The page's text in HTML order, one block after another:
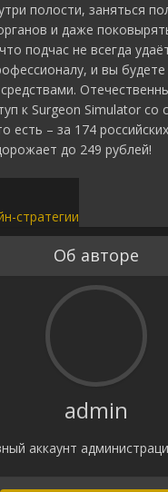
полости, заняться
и даже
подчас не всегда
и вы будете
к Surgeon Simulator со
есть – за 174
до 249 рублей!
Об авторе
admin
аккаунт